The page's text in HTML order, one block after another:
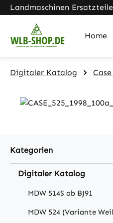
Hauptinhalt springen
Zur Suche springen
Zur Hauptnavigation
Landmaschinen Ersatzteile
Home
Digitaler Katalog
Kategorien
Digitaler Katalog
MDW 514S ab BJ91
MDW 524 (Variante